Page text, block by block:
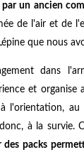
un ancien
de l'air et de
que nous
dans
et organise
l'orientation, au
à la survie.
des packs